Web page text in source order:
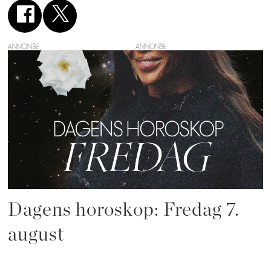
ANNONSE
Dagens horoskop: Fredag 7.
august